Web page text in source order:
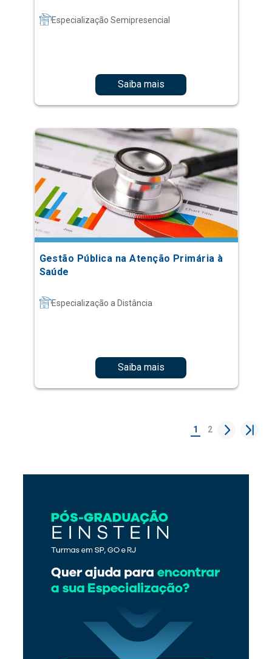
Especialização Semipresencial
Saiba mais
Gestão Pública na Atenção Primária à
Saúde
Especialização a Distância
Saiba mais
1 2